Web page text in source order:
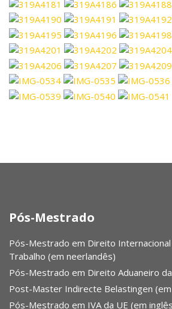
Pós-Mestrado
Pós-Mestrado em Direito
Trabalho (em neerlandês)
Pós-Mestrado em Direito Aduaneiro
Post-Master Indirecte Belastingen
Pós-Mestrado em IVA da UE (em